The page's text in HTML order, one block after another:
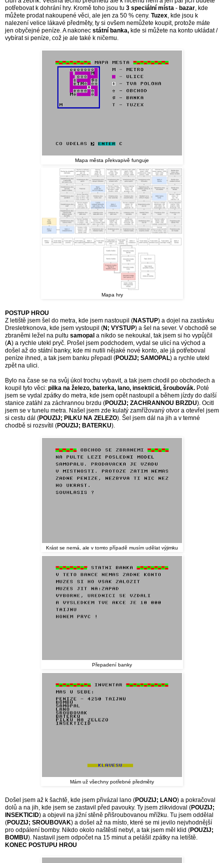
potřebovat k dohrání hry. Kromě toho jsou tu 3 speciální místa - bazar , kde
můžete prodat nakoupené věci, ale jen za 50 % ceny. Tuzex , kde jsou k
nalezení velice lákavé předměty, ty si ovšem nemůžete koupit, protože máte
jen obyčejné peníze. A nakonec státní banka, kde si můžete na konto ukládat /
vybírat si peníze, což je ale také k ničemu.
Mapa města překvapivě funguje
Mapa hry
POSTUP HROU
Z letiště jsem šel do metra, kde jsem nastoupil (NASTUP) a dojel na zastávku
Dresletrkonova, kde jsem vystoupil (N; VYSTUP) a šel na sever. V obchodě se
zbraněmi ležel na pultu samopal a nikdo se nekoukal, tak jsem si ho vypůjčil
(A) a rychle utekl pryč. Prošel jsem podchodem, vydal se ulicí na východ a
došel až do státní banky, kde mi nutili nějaké nové konto, ale já potřeboval
peníze ihned, a tak jsem banku přepadl (POUZIJ; SAMOPAL) a rychle utekl
zpět na ulici.
Bylo na čase se na svůj úkol trochu vybavit, a tak jsem chodil po obchodech a
koupil tyto věci: pilka na železo, baterka, lano, insekticid, šroubovák. Poté
jsem se vydal zpátky do metra, kde jsem opět nastoupil a během jízdy do další
stanice zatáhl za záchrannou brzdu (POUZIJ; ZACHRANNOU BRZDU). Ocitl
jsem se v tunelu metra. Našel jsem zde kulatý zamřížovaný otvor a otevřel jsem
si cestu dál (POUZIJ; PILKU NA ZELEZO). Šel jsem dál na jih a v temné
chodbě si rozsvítil (POUZIJ; BATERKU).
Krást se nemá, ale v tomto případě musím udělat výjimku
Přepadení banky
Mám už všechny potřebné předměty
Došel jsem až k šachtě, kde jsem přivázal lano (POUZIJ; LANO) a pokračoval
dolů a na jih, kde jsem se zastavil před pavouky. Ty jsem zlikvidoval (POUZIJ;
INSEKTICID) a objevil na jižní stěně přišroubovanou mřížku. Tu jsem oddělal
(POUZIJ; SROUBOVAK) a došel až na místo, které se mi jevilo nejvhodnější
pro odpálení bomby. Nikdo okolo naštěstí nebyl, a tak jsem měl klid (POUZIJ;
BOMBU). Nastavil jsem odpočet na 15 minut a pelášil zpátky na letiště.
KONEC POSTUPU HROU